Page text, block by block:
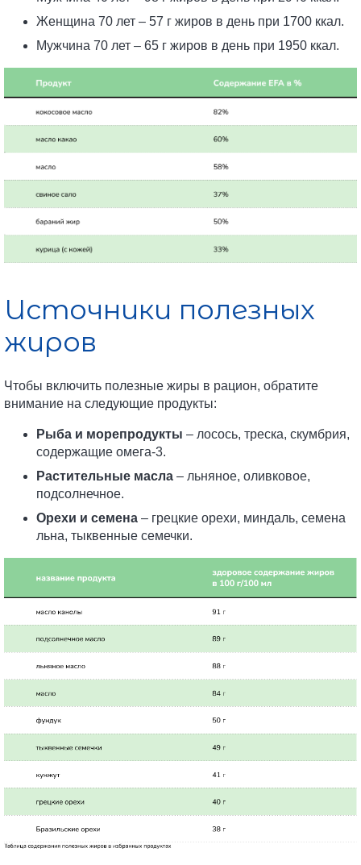
Женщина 70 лет – 57 г жиров в день при 1700 ккал.
Мужчина 70 лет – 65 г жиров в день при 1950 ккал.
Источники полезных
жиров
Чтобы включить полезные жиры в рацион, обратите
внимание на следующие продукты:
Рыба и морепродукты – лосось, треска, скумбрия,
содержащие омега-3.
Растительные масла – льняное, оливковое,
подсолнечное.
Орехи и семена – грецкие орехи, миндаль, семена
льна, тыквенные семечки.